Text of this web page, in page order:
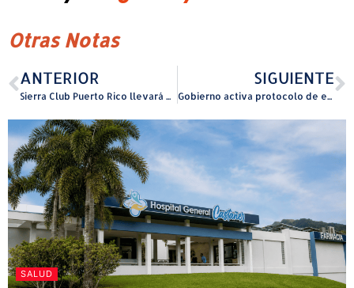
Otras Notas
ANTERIOR
Sierra Club Puerto Rico llevará mensaje ambiental al concierto de Bad Bunny
SIGUIENTE
Gobierno activa protocolo de emergencia por sistema cercano a la isla
SALUD